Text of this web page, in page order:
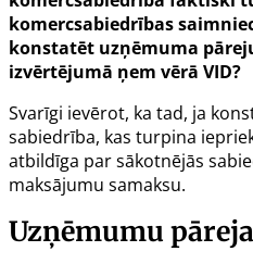
komercsabiedrības
konstatēt uzņēmuma
izvērtējumā ņem vērā VID?
Svarīgi ievērot, ka tad, ja
sabiedrība, kas turpina
atbildīga par sākotnējās
maksājumu samaksu.
Uzņēmumu